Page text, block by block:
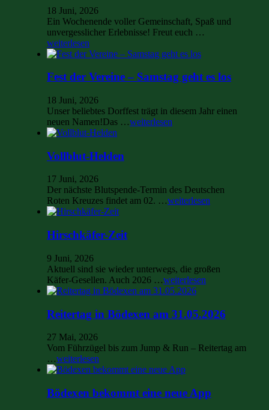
18 Juni, 2026
Ein Wochenende voller Gemeinschaft, Spaß und
unvergesslicher Erlebnisse! Freut euch …
weiterlesen
Fest der Vereine – Samstag geht es los
18 Juni, 2026
Unser beliebtes Dorffest trägt in diesem Jahr einen
neuen Namen!Das …weiterlesen
Vollblut-Helden
17 Juni, 2026
Der nächste Blutspende-Termin des Deutschen
Roten Kreuzes findet am 02. …weiterlesen
Hirschkäfer-Zeit
9 Juni, 2026
Aktuell sind sie wieder unterwegs, die großen
Käfer-Gesellen. Auch 2026 …weiterlesen
Reitertag in Bödexen am 31.05.2026
27 Mai, 2026
Vom Führzügel bis zum Jump & Run – Reitertag am
…weiterlesen
Bödexen bekommt eine neue App